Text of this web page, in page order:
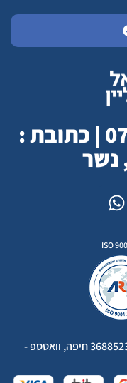
טלפון : 077-2085240 | כתובת :
דנ-אל פור יו בע"מ , המסילה 23 , נשר , 3688523 חיפה, וואטספ -